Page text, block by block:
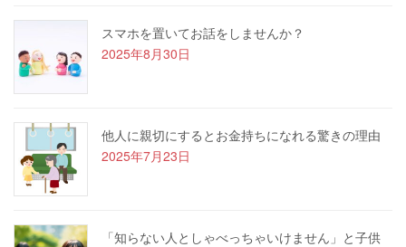
スマホを置いてお話をしませんか？
2025年8月30日
他人に親切にするとお金持ちになれる驚きの理由
2025年7月23日
「知らない人としゃべっちゃいけません」と子供